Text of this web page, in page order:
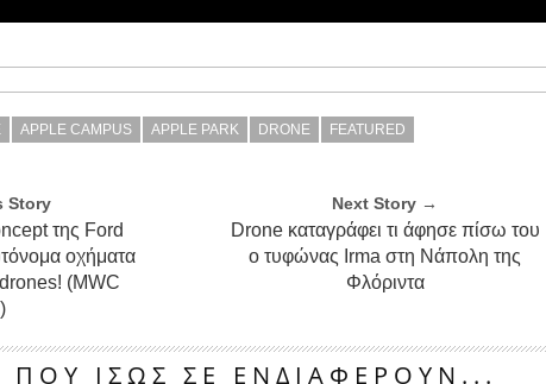
APPLE CAMPUS APPLE PARK DRONE
FEATURED
Story
της Ford
οχήματα
(MWC
Next Story →
Drone καταγράφει τι άφησε πίσω του
ο τυφώνας Irma στη Νάπολη της
Φλόριντα
ΙΣΩΣ ΣΕ ΕΝΔΙΑΦΕΡΟΥΝ...